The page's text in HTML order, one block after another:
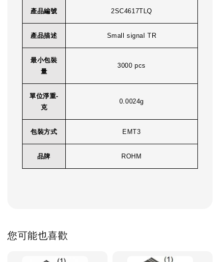
產品編號 2SC4617TLQ
產品描述 Small signal TR
最小包裝
量
3000 pcs
單位淨重-
克
0.0024g
包裝方式 EMT3
品牌 ROHM
您可能也喜歡